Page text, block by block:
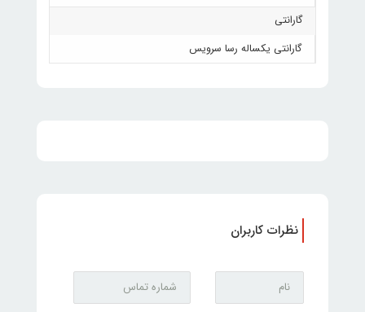
گارانتی
گارانتی یکساله رسا سرویس
نظرات کاربران